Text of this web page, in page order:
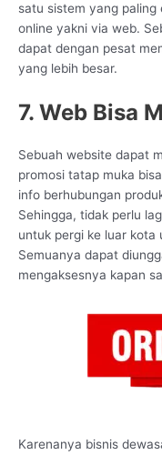
satu sistem yang
online yakni via web.
dapat dengan pesat
yang lebih besar.
7. Web Bisa
Sebuah website dapat
promosi tatap muka
info berhubungan
Sehingga, tidak perlu
untuk pergi ke luar kota
Semuanya dapat
mengaksesnya kapan
Karenanya bisnis